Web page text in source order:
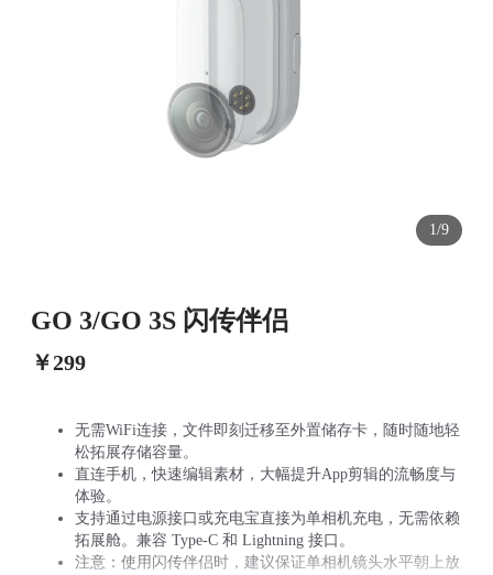
1/9
GO 3/GO 3S 闪传伴侣
￥299
无需WiFi连接，文件即刻迁移至外置储存卡，随时随地轻
松拓展存储容量。
直连手机，快速编辑素材，大幅提升App剪辑的流畅度与
体验。
支持通过电源接口或充电宝直接为单相机充电，无需依赖
拓展舱。兼容 Type-C 和 Lightning 接口。
注意：使用闪传伴侣时，建议保证单相机镜头水平朝上放